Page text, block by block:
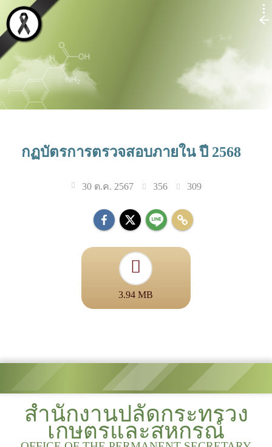
กฏบัตรการตรวจสอบภายใน ปี 2568
30 ต.ค. 2567 356 309
3.94 MB
สำนักงานปลัดกระทรวง
เกษตรและสหกรณ์